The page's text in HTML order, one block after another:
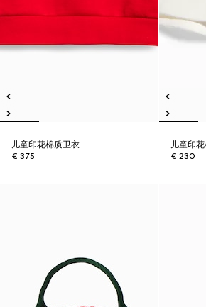
儿童印花棉质卫衣
€ 375
儿童印
€ 230